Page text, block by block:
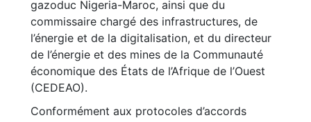
gazoduc Nigeria-Maroc, ainsi que du
commissaire chargé des infrastructures, de
l’énergie et de la digitalisation, et du directeur
de l’énergie et des mines de la Communauté
économique des États de l’Afrique de l’Ouest
(CEDEAO).
Conformément aux protocoles d’accords